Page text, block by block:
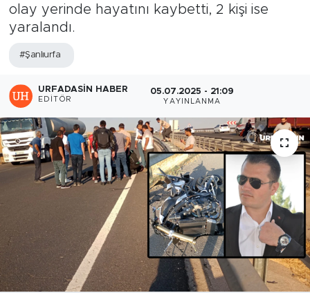
olay yerinde hayatını kaybetti, 2 kişi ise
yaralandı.
#Şanlıurfa
URFADASIN HABER
EDITÖR
05.07.2025 - 21:09
YAYINLANMA